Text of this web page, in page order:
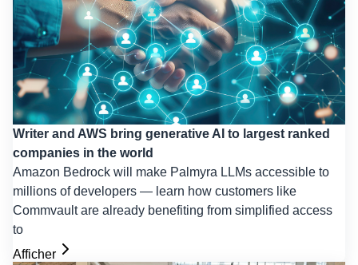
Writer and AWS bring generative AI to largest ranked
companies in the world
Amazon Bedrock will make Palmyra LLMs accessible to
millions of developers — learn how customers like
Commvault are already benefiting from simplified access
to
Afficher